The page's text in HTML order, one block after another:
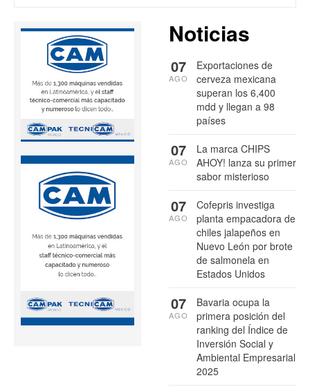
Noticias
Exportaciones de
cerveza mexicana
superan los 6,400
mdd y llegan a 98
países
07
AGO
La marca CHIPS
AHOY! lanza su primer
sabor misterioso
07
AGO
Cofepris investiga
planta empacadora de
chiles jalapeños en
Nuevo León por brote
de salmonela en
Estados Unidos
07
AGO
Bavaria ocupa la
primera posición del
ranking del Índice de
Inversión Social y
Ambiental Empresarial
2025
07
AGO